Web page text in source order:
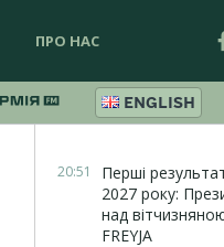
ПРО НАС
ENGLISH
20:51
Перші
2027 року:
над
FREYJA